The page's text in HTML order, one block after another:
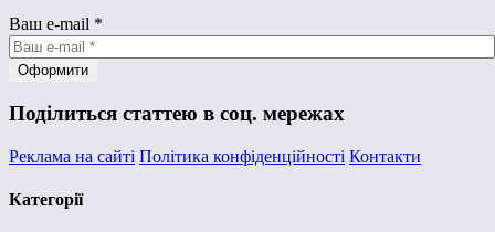
Ваш e-mail *
Поділиться статтею в соц. мережах
Реклама на сайті Політика конфіденційності Контакти
Категорії